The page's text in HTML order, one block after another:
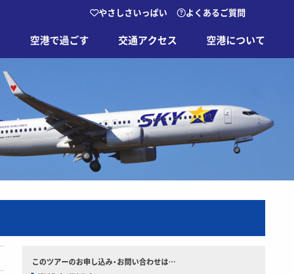
やさしさいっぱい よくあるご質問
空港で過ごす 交通アクセス 空港について
このツアーのお申し込み・お問い合わせは…